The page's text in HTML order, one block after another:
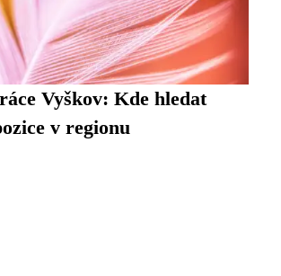
Vyškov: Kde hledat
v regionu